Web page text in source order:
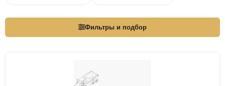
Фильтры и подбор